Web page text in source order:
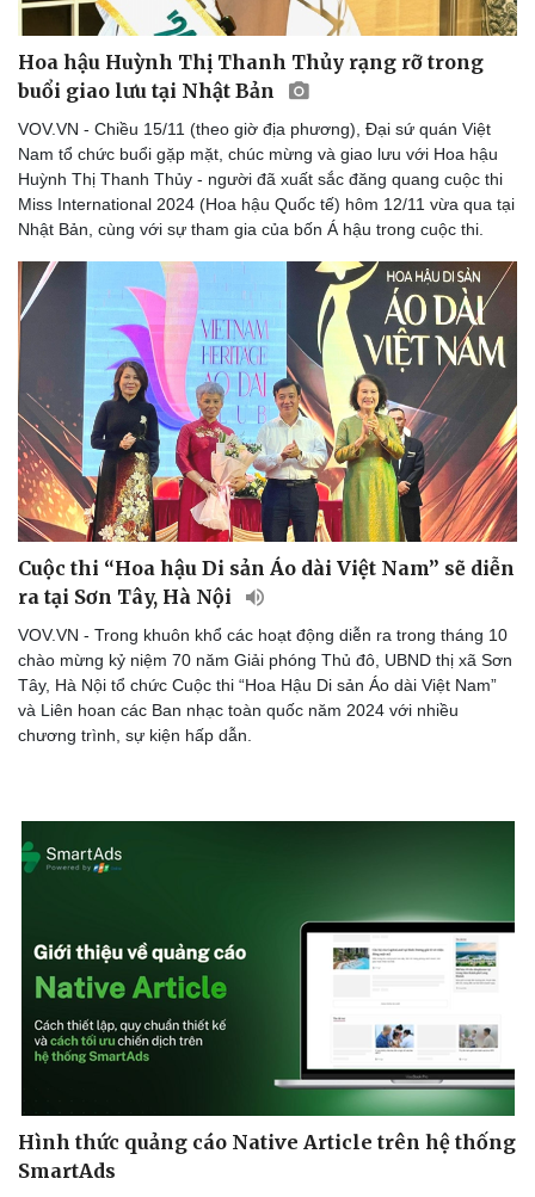
Thông tin doanh nghiệp
Doanh nghiệp 24h
Doanh nhân
Vì cộng đồng
Sành điệu
Tin Công nghệ
Trải nghiệm
Chuyển đổi số
Hoa hậu Huỳnh Thị Thanh Thủy rạng rỡ trong
buổi giao lưu tại Nhật Bản
VOV.VN - Chiều 15/11 (theo giờ địa phương), Đại sứ quán Việt
Nam tổ chức buổi gặp mặt, chúc mừng và giao lưu với Hoa hậu
Huỳnh Thị Thanh Thủy - người đã xuất sắc đăng quang cuộc thi
Miss International 2024 (Hoa hậu Quốc tế) hôm 12/11 vừa qua tại
Nhật Bản, cùng với sự tham gia của bốn Á hậu trong cuộc thi.
Cuộc thi “Hoa hậu Di sản Áo dài Việt Nam” sẽ diễn
ra tại Sơn Tây, Hà Nội
VOV.VN - Trong khuôn khổ các hoạt động diễn ra trong tháng 10
chào mừng kỷ niệm 70 năm Giải phóng Thủ đô, UBND thị xã Sơn
Tây, Hà Nội tổ chức Cuộc thi “Hoa Hậu Di sản Áo dài Việt Nam”
và Liên hoan các Ban nhạc toàn quốc năm 2024 với nhiều
chương trình, sự kiện hấp dẫn.
Hình thức quảng cáo Native Article trên hệ thống
SmartAds